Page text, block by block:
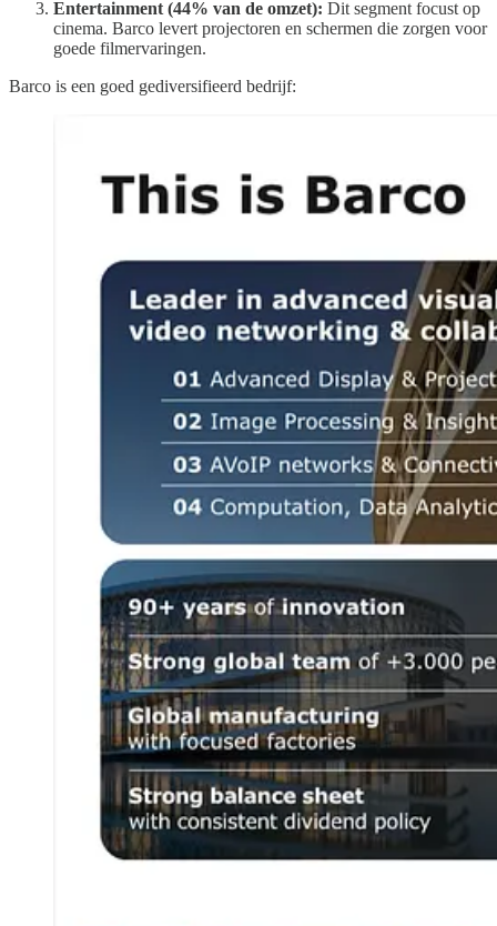
Entertainment (44% van de omzet): Dit segment focust op
cinema. Barco levert projectoren en schermen die zorgen voor
goede filmervaringen.
Barco is een goed gediversifieerd bedrijf: